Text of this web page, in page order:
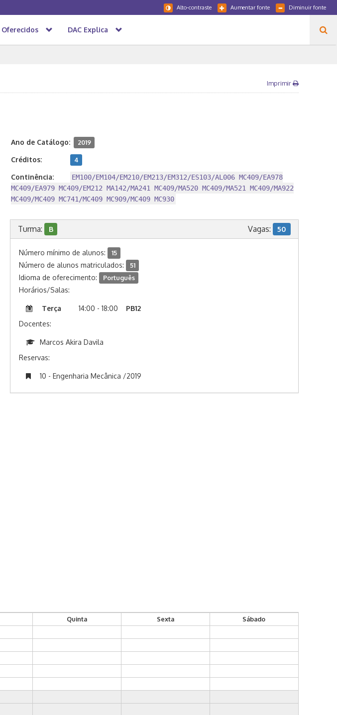
Diminuir fonte
Aumentar fonte
Alto-contraste
Oferecidos DAC Explica
Imprimir
Ano de Catálogo: 2019
Créditos: 4
Continência:
EM100/EM104/EM210/EM213/EM312/ES103/AL006 MC409/EA978
MC409/EA979 MC409/EM212 MA142/MA241 MC409/MA520 MC409/MA521 MC409/MA922
MC409/MC409 MC741/MC409 MC909/MC409 MC930
Turma: B Vagas: 50
Número mínimo de alunos: 15
Número de alunos matriculados: 51
Idioma de oferecimento: Português
Horários/Salas:
Terça 14:00 - 18:00
PB12
Docentes:
Marcos Akira Davila
Reservas:
10 - Engenharia Mecânica /2019
Quinta Sexta
Sábado